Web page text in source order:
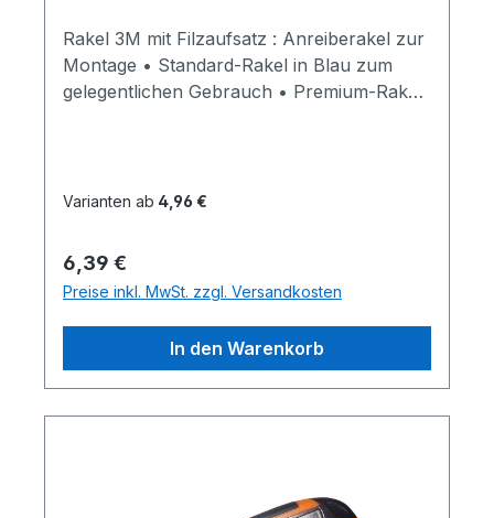
Rakel 3M mit Filzaufsatz : Anreiberakel zur
Montage • Standard-Rakel in Blau zum
gelegentlichen Gebrauch • Premium-Rakel
Übertragungsfolie • Filzaufsatz verhindert
Kosteneinsparung, Individuelles Design
Weitere Referenzen,
Autofolierungsarbeiten von Car Wrapping
Folientechnik gibt es hier: >>> zur INFO
Varianten ab 4,96 €
Regulärer Preis:
6,39 €
Preise inkl. MwSt. zzgl. Versandkosten
In den Warenkorb